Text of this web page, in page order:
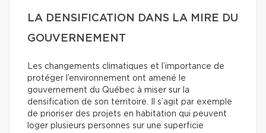
LA DENSIFICATION DANS LA MIRE DU
GOUVERNEMENT
Les changements climatiques et l’importance de
protéger l’environnement ont amené le
gouvernement du Québec à miser sur la
densification de son territoire. Il s’agit par exemple
de prioriser des projets en habitation qui peuvent
loger plusieurs personnes sur une superficie